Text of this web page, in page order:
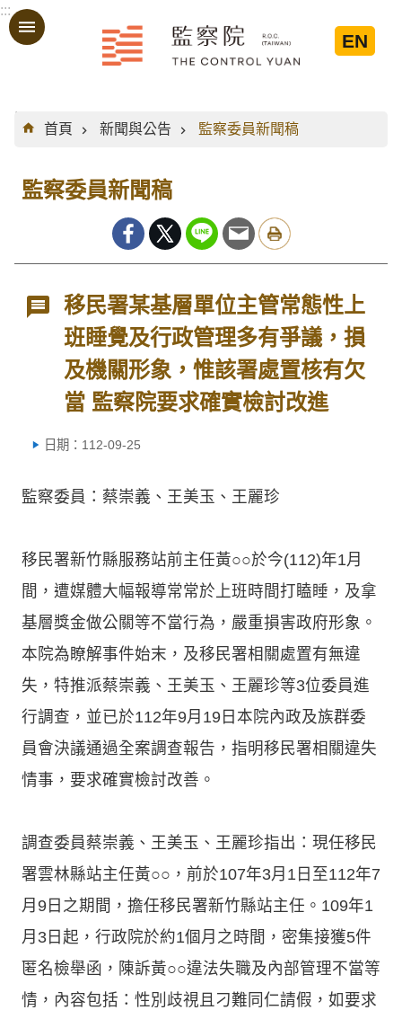
跳到主要內容區塊
:::
EN
:::
首頁
新聞與公告 監察委員新聞稿
監察委員新聞稿
移民署某基層單位主管常態性上
班睡覺及行政管理多有爭議，損
及機關形象，惟該署處置核有欠
當 監察院要求確實檢討改進
日期：112-09-25
監察委員：蔡崇義、王美玉、王麗珍
移民署新竹縣服務站前主任黃○○於今(112)年1月
間，遭媒體大幅報導常常於上班時間打瞌睡，及拿
基層獎金做公關等不當行為，嚴重損害政府形象。
本院為瞭解事件始末，及移民署相關處置有無違
失，特推派蔡崇義、王美玉、王麗珍等3位委員進
行調查，並已於112年9月19日本院內政及族群委
員會決議通過全案調查報告，指明移民署相關違失
情事，要求確實檢討改善。
調查委員蔡崇義、王美玉、王麗珍指出：現任移民
署雲林縣站主任黃○○，前於107年3月1日至112年7
月9日之期間，擔任移民署新竹縣站主任。109年1
月3日起，行政院於約1個月之時間，密集接獲5件
匿名檢舉函，陳訴黃○○違法失職及內部管理不當等
情，內容包括：性別歧視且刁難同仁請假，如要求